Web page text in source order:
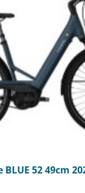
52 49cm